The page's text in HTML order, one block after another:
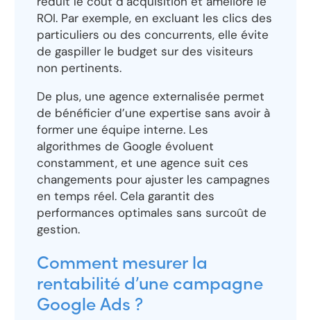
ROI. Par exemple, en excluant les clics des
particuliers ou des concurrents, elle évite
de gaspiller le budget sur des visiteurs
non pertinents.
De plus, une agence externalisée permet
de bénéficier d’une expertise sans avoir à
former une équipe interne. Les
algorithmes de Google évoluent
constamment, et une agence suit ces
changements pour ajuster les campagnes
en temps réel. Cela garantit des
performances optimales sans surcoût de
gestion.
Comment mesurer la
rentabilité d’une campagne
Google Ads ?